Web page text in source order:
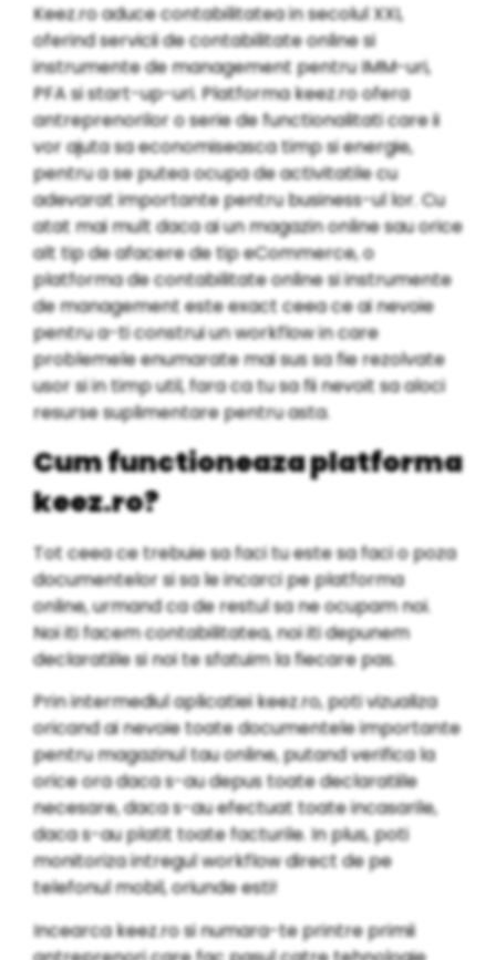
Keez.ro aduce contabilitatea in secolul XXI,
oferind servicii de contabilitate online si
instrumente de management pentru IMM-uri,
PFA si start-up-uri. Platforma keez.ro ofera
antreprenorilor o serie de functionalitati care ii
vor ajuta sa economiseasca timp si energie,
pentru a se putea ocupa de activitatile cu
adevarat importante pentru business-ul lor. Cu
atat mai mult daca ai un magazin online sau orice
alt tip de afacere de tip eCommerce, o
platforma de contabilitate online si instrumente
de management este exact ceea ce ai nevoie
pentru a-ti construi un workflow in care
problemele enumarate mai sus sa fie rezolvate
usor si in timp util, fara ca tu sa fii nevoit sa aloci
resurse suplimentare pentru asta.
Cum functioneaza platforma
keez.ro?
Tot ceea ce trebuie sa faci tu este sa faci o poza
documentelor si sa le incarci pe platforma
online, urmand ca de restul sa ne ocupam noi.
Noi iti facem contabilitatea, noi iti depunem
declaratiile si noi te sfatuim la fiecare pas.
Prin intermediul aplicatiei keez.ro, poti vizualiza
oricand ai nevoie toate documentele importante
pentru magazinul tau online, putand verifica la
orice ora daca s-au depus toate declaratiile
necesare, daca s-au efectuat toate incasarile,
daca s-au platit toate facturile. In plus, poti
monitoriza intregul workflow direct de pe
telefonul mobil, oriunde esti!
Incearca keez.ro si numara-te printre primii